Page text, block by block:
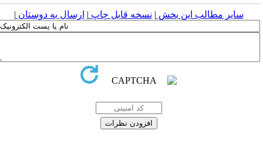
سایر مطالب این بخش | نسخه قابل چاپ| ارسال به دوستان|